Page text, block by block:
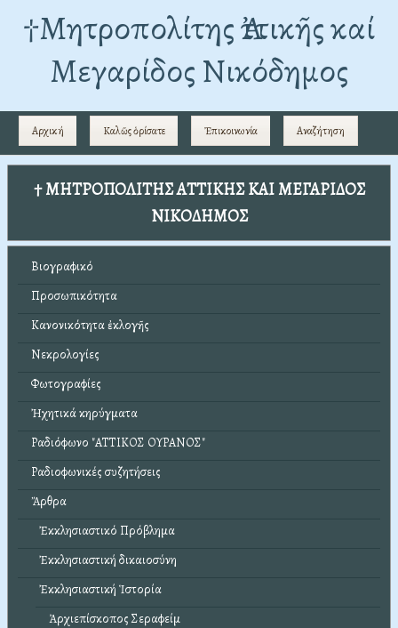
†Mητροπολίτης Ἀττικῆς καί
Μεγαρίδος Νικόδημος
Αρχική Καλῶς ὁρίσατε Ἐπικοινωνία Αναζήτηση
† ΜΗΤΡΟΠΟΛΙΤΗΣ ΑΤΤΙΚΗΣ ΚΑΙ ΜΕΓΑΡΙΔΟΣ
ΝΙΚΟΔΗΜΟΣ
Βιογραφικό
Προσωπικότητα
Κανονικότητα ἐκλογῆς
Νεκρολογίες
Φωτογραφίες
Ἠχητικά κηρύγματα
Ραδιόφωνο "ΑΤΤΙΚΟΣ ΟΥΡΑΝΟΣ"
Ραδιοφωνικές συζητήσεις
Ἄρθρα
Ἐκκλησιαστικό Πρόβλημα
Ἐκκλησιαστική δικαιοσύνη
Ἐκκλησιαστική Ἱστορία
Ἀρχιεπίσκοπος Σεραφείμ